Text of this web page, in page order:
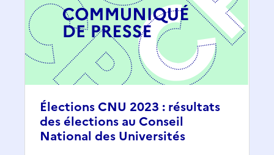
Élections CNU 2023 : résultats
des élections au Conseil
National des Universités